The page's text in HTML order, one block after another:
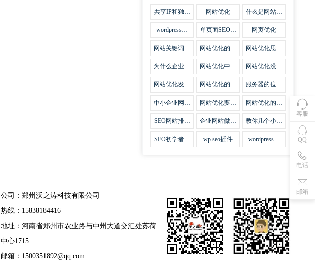
共享IP和独立
网站优化
什么是网站优
wordpress网
集插件
单页面SEO网
网页优化
网站关键词优
么
网站优化的误
网站优化思路
要
为什么企业网
网站SEO优
网站优化中关
干问题
网站优化没有
味道
网站优化发挥
网站优化的费
服务器的位置
影响
中小企业网站
法
网站优化要不
网站优化的逆
SEO网站排名
法宝
企业网站做好
势
教你几个小技
页优化
SEO初学者，
wp seo插件
wordpress插
客服
QQ
电话
邮箱
公司：郑州沃之涛科技有限公司
热线：15838184416
地址：河南省郑州市农业路与中州大道交汇处苏荷
中心1715
邮箱：1500351892@qq.com